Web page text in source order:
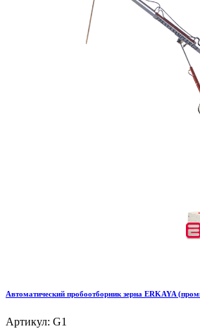
Автоматический пробоотборник зерна ERKAYA
Артикул: G1